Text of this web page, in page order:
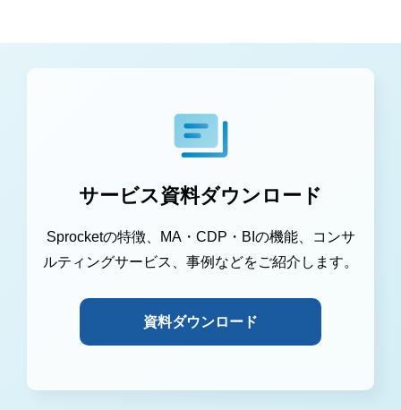
サービス資料ダウンロード
Sprocketの特徴、MA・CDP・BIの機能、コンサ
ルティングサービス、事例などをご紹介します。
資料ダウンロード